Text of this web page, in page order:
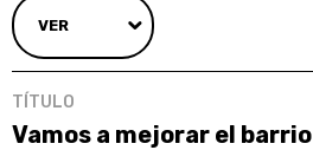
VER
Vamos a mejorar el barrio